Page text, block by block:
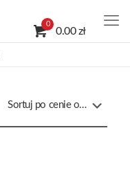
0
0.00 zł